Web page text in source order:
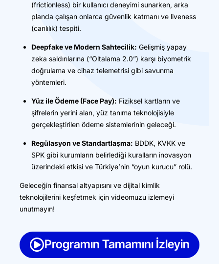
(frictionless) bir kullanıcı deneyimi sunarken, arka
planda çalışan onlarca güvenlik katmanı ve liveness
(canlılık) tespiti.
Deepfake ve Modern Sahtecilik: Gelişmiş yapay
zeka saldırılarına (“Oltalama 2.0”) karşı biyometrik
doğrulama ve cihaz telemetrisi gibi savunma
yöntemleri.
Yüz ile Ödeme (Face Pay): Fiziksel kartların ve
şifrelerin yerini alan, yüz tanıma teknolojisiyle
gerçekleştirilen ödeme sistemlerinin geleceği.
Regülasyon ve Standartlaşma: BDDK, KVKK ve
SPK gibi kurumların belirlediği kuralların inovasyon
üzerindeki etkisi ve Türkiye’nin “oyun kurucu” rolü.
Geleceğin finansal altyapısını ve dijital kimlik
teknolojilerini keşfetmek için videomuzu izlemeyi
unutmayın!
Programın Tamamını İzleyin